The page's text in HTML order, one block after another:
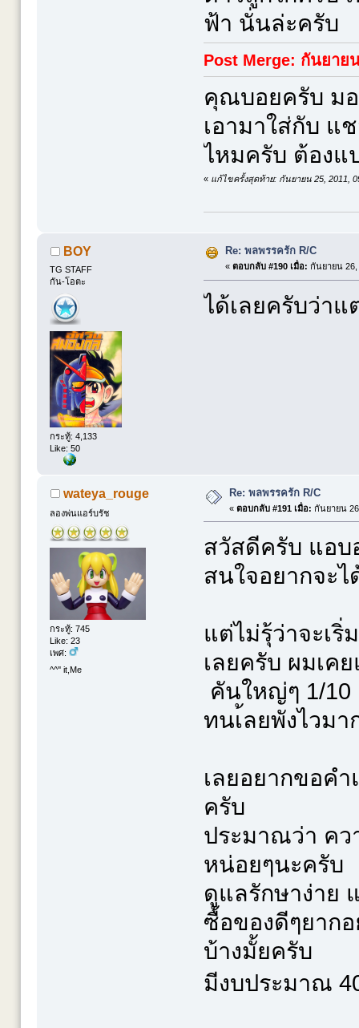
ฟ้า นั่นล่ะครับ
Post Merge: กันยาย
คุณบอยครับ มอ
เอามาใส่กับ แ
ไหมครับ ต้องแ
« แก้ไขครั้งสุดท้าย: กันยายน 25, 2011,
BOY
TG STAFF
กัน-โอตะ
กระทู้: 4,133
Like: 50
Re: พลพรรครัก R/C
« ตอบกลับ #190 เมื่อ: กันยายน 26,
ได้เลยครับว่าแ
wateya_rouge
ลองพ่นแอร์บรัช
กระทู้: 745
Like: 23
เพศ:
^^'' it,Me
Re: พลพรรครัก R/C
« ตอบกลับ #191 เมื่อ: กันยายน
สวัสดีครับ แอ
สนใจอยากจะ
แต่ไม่รุ้ว่าจะเริ่
เลยครับ ผมเค
คันใหญ่ๆ 1/10
ทนเ้ลยพังไวมา
เลยอยากขอค
ครับ
ประมาณว่า คว
หน่อยๆนะครับ
ดูแลรักษาง่าย
ซื้อของดีๆยาก
บ้างมั้ยครับ
มีงบประมาณ